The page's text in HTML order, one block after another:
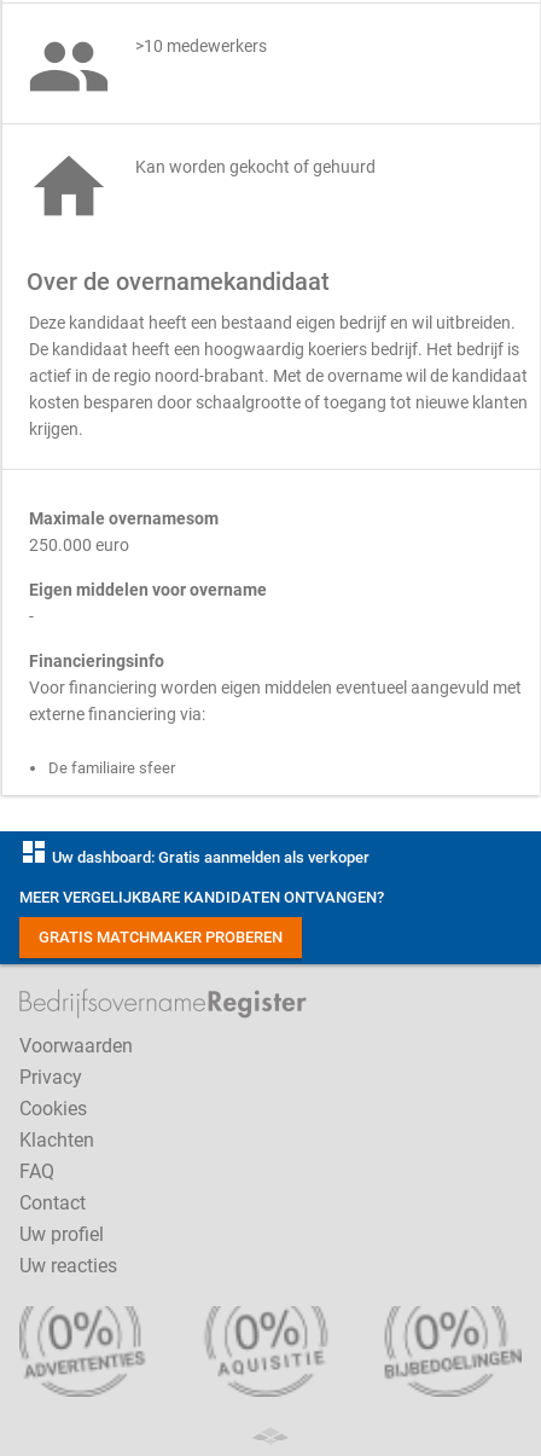
 >10 medewerkers
 Kan worden gekocht of gehuurd
Over de overnamekandidaat
Deze kandidaat heeft een bestaand eigen bedrijf en wil uitbreiden.
De kandidaat heeft een hoogwaardig koeriers bedrijf. Het bedrijf is
actief in de regio noord-brabant. Met de overname wil de kandidaat
kosten besparen door schaalgrootte of toegang tot nieuwe klanten
krijgen.
Maximale overnamesom
250.000 euro
Eigen middelen voor overname
-
Financieringsinfo
Voor financiering worden eigen middelen eventueel aangevuld met
externe financiering via:
De familiaire sfeer
dashboard Uw dashboard: Gratis aanmelden als verkoper
MEER VERGELIJKBARE KANDIDATEN ONTVANGEN?
GRATIS MATCHMAKER PROBEREN
Voorwaarden
Privacy
Cookies
Klachten
FAQ
Contact
Uw profiel
Uw reacties